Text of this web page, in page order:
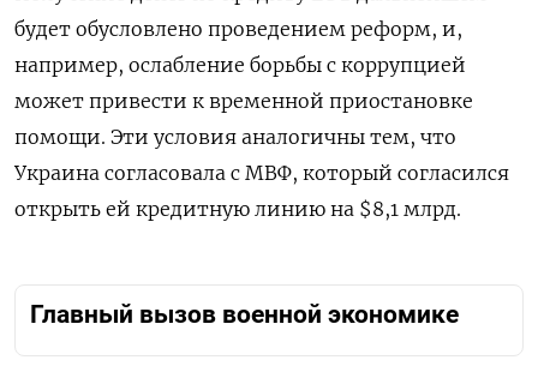
будет обусловлено проведением реформ, и,
например, ослабление борьбы с коррупцией
может привести к временной приостановке
помощи. Эти условия аналогичны тем, что
Украина согласовала с МВФ, который согласился
открыть ей кредитную линию на $8,1 млрд.
Главный вызов военной экономике